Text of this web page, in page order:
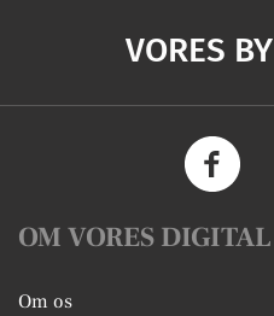
VORES BY
OM VORES DIGITAL
Om os